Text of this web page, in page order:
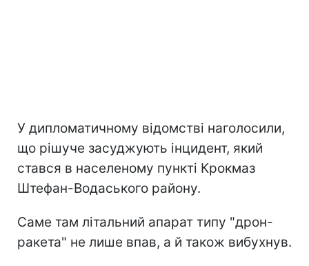
У дипломатичному відомстві наголосили,
що рішуче засуджують інцидент, який
стався в населеному пункті Крокмаз
Штефан-Водаського району.
Саме там літальний апарат типу "дрон-
ракета" не лише впав, а й також вибухнув.